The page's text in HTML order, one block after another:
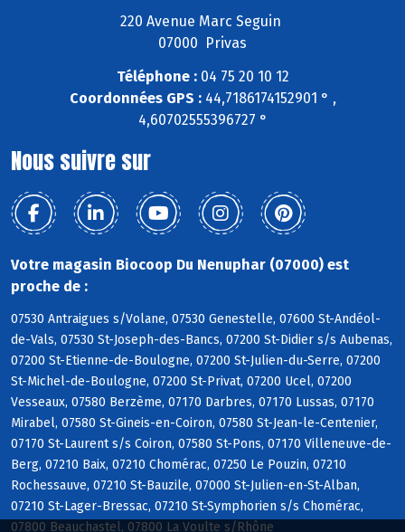
220 Avenue Marc Seguin
07000 Privas
Téléphone :04 75 20 10 12
Coordonnées GPS :44,7186174152901 ° ,
4,60702555396727 °
Nous suivre sur
Votre magasin Biocoop Du Nenuphar (07000) est
proche de :
07530 Antraigues s/Volane, 07530 Genestelle, 07600 St-Andéol-
de-Vals, 07530 St-Joseph-des-Bancs, 07200 St-Didier s/s Aubenas,
07200 St-Etienne-de-Boulogne, 07200 St-Julien-du-Serre, 07200
St-Michel-de-Boulogne, 07200 St-Privat, 07200 Ucel, 07200
Vesseaux, 07580 Berzème, 07170 Darbres, 07170 Lussas, 07170
Mirabel, 07580 St-Gineis-en-Coiron, 07580 St-Jean-le-Centenier,
07170 St-Laurent s/s Coiron, 07580 St-Pons, 07170 Villeneuve-de-
Berg, 07210 Baix, 07210 Chomérac, 07250 Le Pouzin, 07210
Rochessauve, 07210 St-Bauzile, 07000 St-Julien-en-St-Alban,
07210 St-Lager-Bressac, 07210 St-Symphorien s/s Chomérac,
07800 Beauchastel, 07800 La Voulte s/Rhône